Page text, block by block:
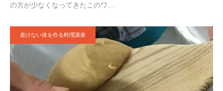
の方が少なくなってきたこのワ…
老けない体を作る料理講座